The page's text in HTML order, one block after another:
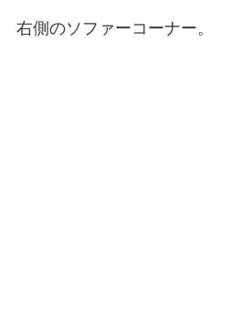
右側のソファーコーナー。